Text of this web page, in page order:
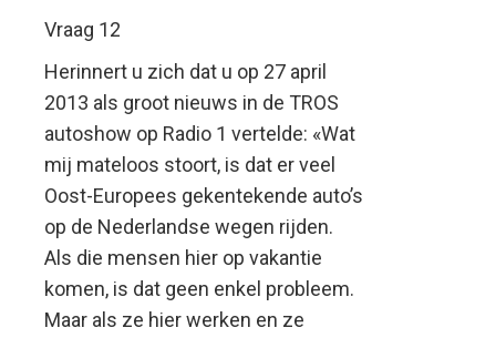
Vraag 12
Herinnert u zich dat u op 27 april
2013 als groot nieuws in de TROS
autoshow op Radio 1 vertelde: «Wat
mij mateloos stoort, is dat er veel
Oost-Europees gekentekende auto’s
op de Nederlandse wegen rijden.
Als die mensen hier op vakantie
komen, is dat geen enkel probleem.
Maar als ze hier werken en ze